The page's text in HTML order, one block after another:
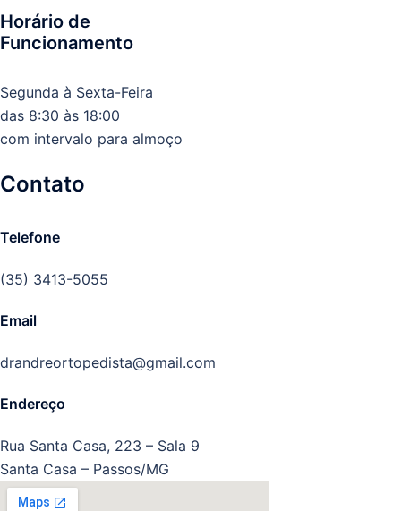
Horário de
Funcionamento
Segunda à Sexta-Feira
das 8:30 às 18:00
com intervalo para almoço
Contato
Telefone
(35) 3413-5055
Email
drandreortopedista@gmail.com
Endereço
Rua Santa Casa, 223 – Sala 9
Santa Casa – Passos/MG